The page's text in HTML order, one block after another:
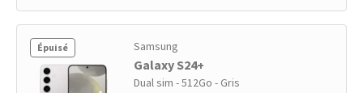
Épuisé Samsung
Galaxy S24+
Dual sim - 512Go - Gris